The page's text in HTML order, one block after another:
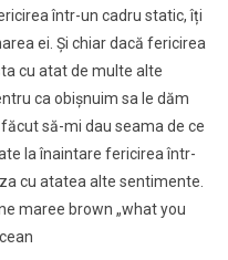
într-un cadru static, îți
ei. Și chiar dacă fericirea
cu atat de multe alte
ca obișnuim sa le dăm
să-mi dau seama de ce
la înaintare fericirea într-
cu atatea alte sentimente.
maree brown „what you